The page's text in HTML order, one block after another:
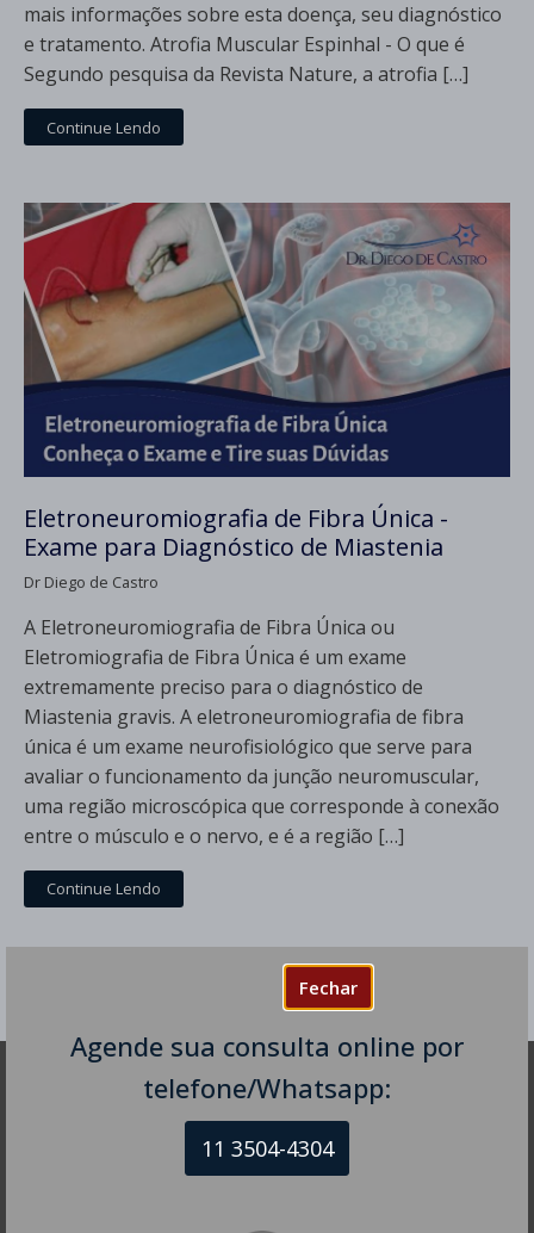
Fechar
Agende sua consulta online por
telefone/Whatsapp:
11 3504-4304
mais informações sobre esta doença, seu diagnóstico
e tratamento. Atrofia Muscular Espinhal - O que é
Segundo pesquisa da Revista Nature, a atrofia […]
Continue Lendo
Eletroneuromiografia de Fibra Única -
Exame para Diagnóstico de Miastenia
Dr Diego de Castro
A Eletroneuromiografia de Fibra Única ou
Eletromiografia de Fibra Única é um exame
extremamente preciso para o diagnóstico de
Miastenia gravis. A eletroneuromiografia de fibra
única é um exame neurofisiológico que serve para
avaliar o funcionamento da junção neuromuscular,
uma região microscópica que corresponde à conexão
entre o músculo e o nervo, e é a região […]
Continue Lendo
DR DIEGO DE CASTRO
Dr. Diego de Castro dos Santos